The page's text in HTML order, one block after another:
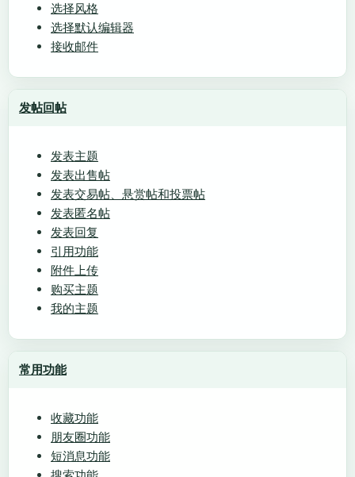
选择风格
选择默认编辑器
接收邮件
发帖回帖
发表主题
发表出售帖
发表交易帖、悬赏帖和投票帖
发表匿名帖
发表回复
引用功能
附件上传
购买主题
我的主题
常用功能
收藏功能
朋友圈功能
短消息功能